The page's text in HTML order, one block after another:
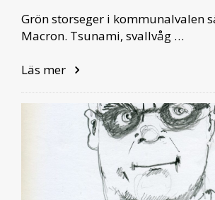
Grön storseger i kommunalvalen
Macron. Tsunami, svallvåg …
Läs mer